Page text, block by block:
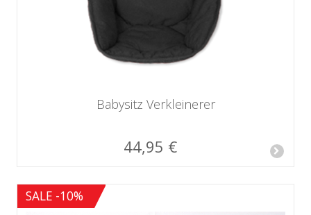
Babysitz Verkleinerer
44,95 €
SALE -10%